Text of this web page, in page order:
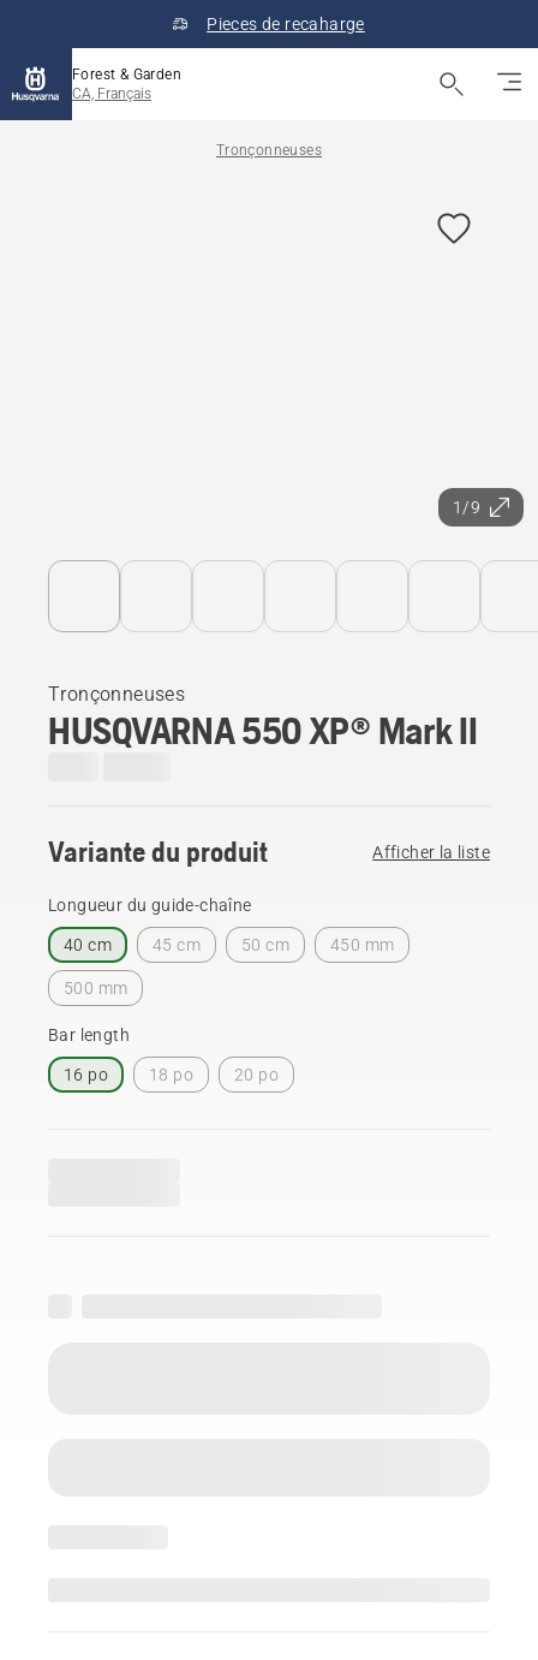
Pieces de recaharge
Forest & Garden
CA, Français
Tronçonneuses
1/9
Tronçonneuses
HUSQVARNA 550 XP® Mark II
Variante du produit Afficher la liste
Longueur du guide-chaîne
40 cm 45 cm 50 cm 450 mm
500 mm
Bar length
16 po 18 po 20 po